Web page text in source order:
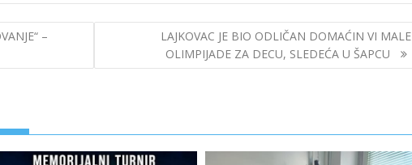
–
LAJKOVAC JE BIO ODLIČAN DOMAĆIN VI MALE
OLIMPIJADE ZA DECU, SLEDEĆA U ŠAPCU